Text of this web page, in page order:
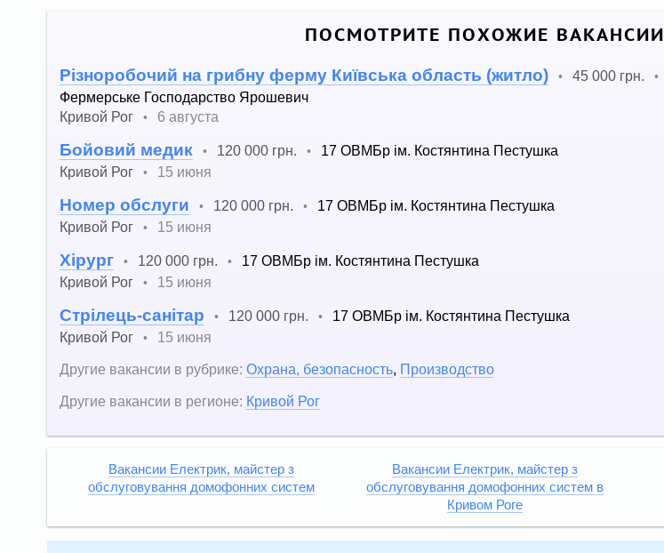
ПОСМОТРИТЕ ПОХОЖИЕ ВАКАНСИИ
Різноробочий на грибну ферму Київська область (житло) • 45 000 грн. •
Фермерське Господарство Ярошевич
Кривой Рог
• 6 августа
Бойовий медик • 120 000 грн. •
17 ОВМБр ім. Костянтина Пестушка
Кривой Рог
• 15 июня
Номер обслуги • 120 000 грн. •
17 ОВМБр ім. Костянтина Пестушка
Кривой Рог
• 15 июня
Хірург • 120 000 грн. •
17 ОВМБр ім. Костянтина Пестушка
Кривой Рог
• 15 июня
Стрілець-санітар • 120 000 грн. •
17 ОВМБр ім. Костянтина Пестушка
Кривой Рог
•
15 июня
Другие вакансии в рубрике: Охрана, безопасность, Производство
Другие вакансии в регионе: Кривой Рог
Вакансии Електрик, майстер з
обслуговування домофонних систем
Вакансии Електрик, майстер з
обслуговування домофонних систем в
Кривом Роге